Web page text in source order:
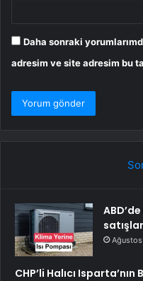
Daha sonraki
adresim ve site adresim bu
CHP’li Halıcı